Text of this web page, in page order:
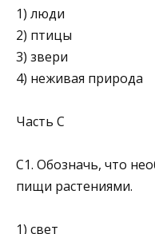
1) люди
2) птицы
3) звери
4) неживая природа
Часть С
С1. Обозначь, что
пищи растениями.
1) свет